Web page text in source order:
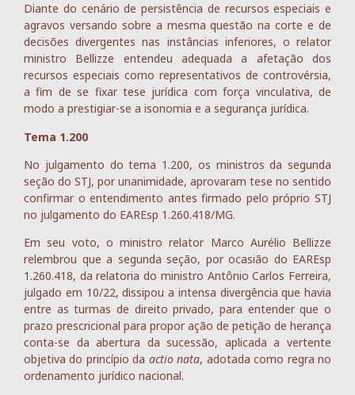
Diante do cenário de persistência de recursos especiais e
agravos versando sobre a mesma questão na corte e de
decisões divergentes nas instâncias inferiores, o relator
ministro Bellizze entendeu adequada a afetação dos
recursos especiais como representativos de controvérsia,
a fim de se fixar tese jurídica com força vinculativa, de
modo a prestigiar-se a isonomia e a segurança jurídica.
Tema 1.200
No julgamento do tema 1.200, os ministros da segunda
seção do STJ, por unanimidade, aprovaram tese no sentido
confirmar o entendimento antes firmado pelo próprio STJ
no julgamento do EAREsp 1.260.418/MG.
Em seu voto, o ministro relator Marco Aurélio Bellizze
relembrou que a segunda seção, por ocasião do EAREsp
1.260.418, da relatoria do ministro Antônio Carlos Ferreira,
julgado em 10/22, dissipou a intensa divergência que havia
entre as turmas de direito privado, para entender que o
prazo prescricional para propor ação de petição de herança
conta-se da abertura da sucessão, aplicada a vertente
objetiva do princípio da actio nata, adotada como regra no
ordenamento jurídico nacional.